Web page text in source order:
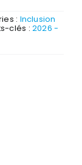
: Inclusion
clés :2026 -